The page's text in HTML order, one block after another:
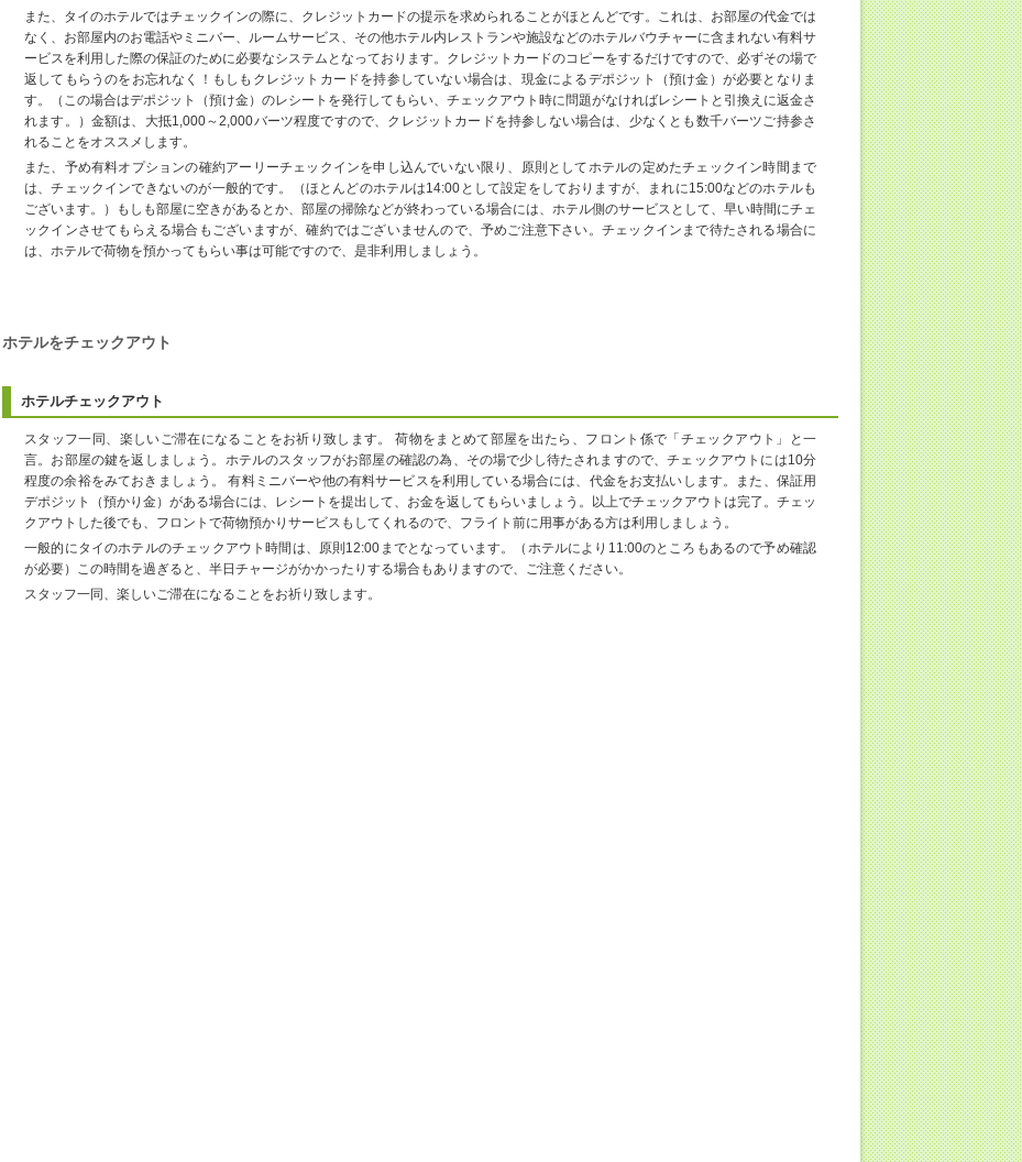
また、タイのホテルではチェックインの際に、クレジットカードの提示を求められることがほとんどです。これは、お部屋の代金では
なく、お部屋内のお電話やミニバー、ルームサービス、その他ホテル内レストランや施設などのホテルバウチャーに含まれない有料サ
ービスを利用した際の保証のために必要なシステムとなっております。クレジットカードのコピーをするだけですので、必ずその場で
返してもらうのをお忘れなく！もしもクレジットカードを持参していない場合は、現金によるデポジット（預け金）が必要となりま
す。（この場合はデポジット（預け金）のレシートを発行してもらい、チェックアウト時に問題がなければレシートと引換えに返金さ
れます。）金額は、大抵1,000～2,000バーツ程度ですので、クレジットカードを持参しない場合は、少なくとも数千バーツご持参さ
れることをオススメします。
また、予め有料オプションの確約アーリーチェックインを申し込んでいない限り、原則としてホテルの定めたチェックイン時間まで
は、チェックインできないのが一般的です。（ほとんどのホテルは14:00として設定をしておりますが、まれに15:00などのホテルも
ございます。）もしも部屋に空きがあるとか、部屋の掃除などが終わっている場合には、ホテル側のサービスとして、早い時間にチェ
ックインさせてもらえる場合もございますが、確約ではございませんので、予めご注意下さい。チェックインまで待たされる場合に
は、ホテルで荷物を預かってもらい事は可能ですので、是非利用しましょう。
ホテルをチェックアウト
ホテルチェックアウト
スタッフ一同、楽しいご滞在になることをお祈り致します。 荷物をまとめて部屋を出たら、フロント係で「チェックアウト」と一
言。お部屋の鍵を返しましょう。ホテルのスタッフがお部屋の確認の為、その場で少し待たされますので、チェックアウトには10分
程度の余裕をみておきましょう。 有料ミニバーや他の有料サービスを利用している場合には、代金をお支払いします。また、保証用
デポジット（預かり金）がある場合には、レシートを提出して、お金を返してもらいましょう。以上でチェックアウトは完了。チェッ
クアウトした後でも、フロントで荷物預かりサービスもしてくれるので、フライト前に用事がある方は利用しましょう。
一般的にタイのホテルのチェックアウト時間は、原則12:00までとなっています。（ホテルにより11:00のところもあるので予め確認
が必要）この時間を過ぎると、半日チャージがかかったりする場合もありますので、ご注意ください。
スタッフ一同、楽しいご滞在になることをお祈り致します。